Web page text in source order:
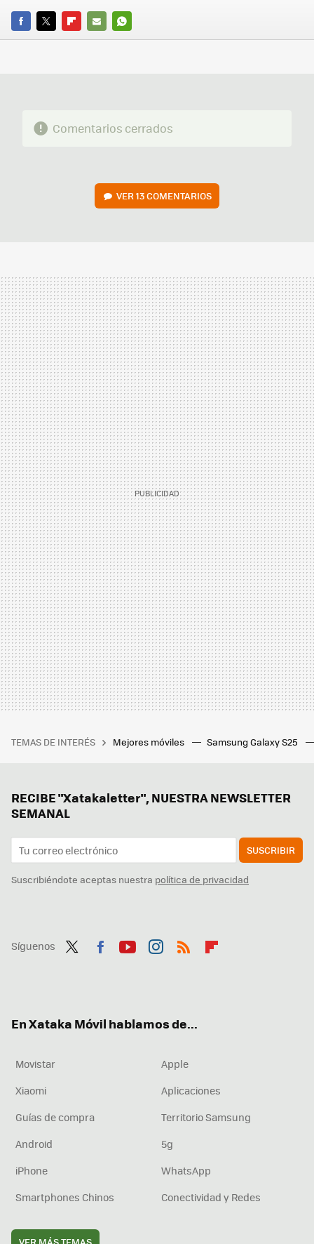
FACEBOOK
TWITTERFLIPBOARD
E-
WHATSAPP
Comentarios cerrados
VER13 COMENTARIOS
TEMAS DE INTERÉS Mejores móviles Samsung Galaxy S25
RECIBE "Xatakaletter", NUESTRA NEWSLETTER
SEMANAL
SUSCRIBIR
Suscribiéndote aceptas nuestra política de privacidad
Síguenos
En Xataka Móvil hablamos de...
Movistar
Apple
Xiaomi
Aplicaciones
Guías de compra
Territorio Samsung
Android
5g
iPhone
WhatsApp
Smartphones Chinos
Conectividad y Redes